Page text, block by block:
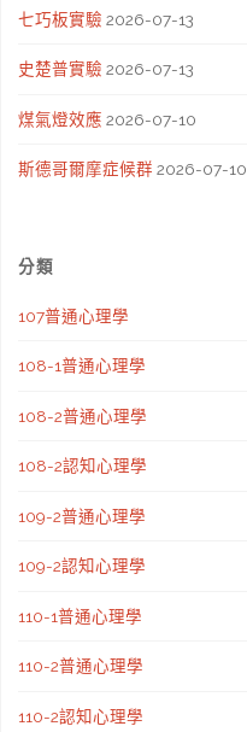
七巧板實驗 2026-07-13
史楚普實驗 2026-07-13
煤氣燈效應 2026-07-10
斯德哥爾摩症候群 2026-07-10
分類
107普通心理學
108-1普通心理學
108-2普通心理學
108-2認知心理學
109-2普通心理學
109-2認知心理學
110-1普通心理學
110-2普通心理學
110-2認知心理學